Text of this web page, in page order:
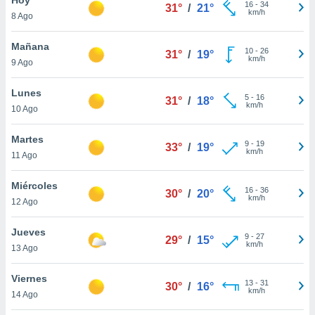
y
en
más
de
8 Ago
31° / 21° 16- 34
km/h
Mañana
9 Ago
31° / 19° 10- 26
km/h
Lunes
10 Ago
31° / 18° 5- 16
km/h
Martes
11 Ago
33° / 19° 9- 19
km/h
Miércoles
12 Ago
30° / 20° 16- 36
km/h
Jueves
13 Ago
29° / 15° 9- 27
km/h
Viernes
14 Ago
30° / 16° 13- 31
km/h